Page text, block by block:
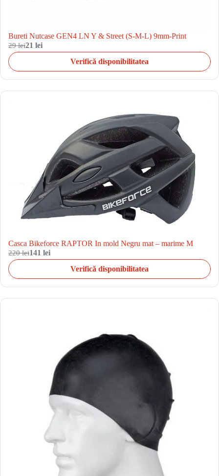
Bureti Nutcase GEN4 LN Y & Street (S-M-L) 9mm-Print
29 lei21 lei
Verifică disponibilitatea
Casca Bikeforce RAPTOR In mold Negru mat – marime M
220 lei141 lei
Verifică disponibilitatea